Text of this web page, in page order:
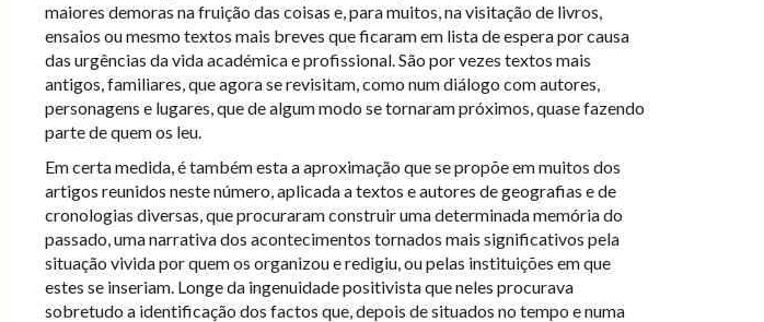
maiores demoras na fruição das coisas e, para muitos, na visitação de livros,
ensaios ou mesmo textos mais breves que ficaram em lista de espera por causa
das urgências da vida académica e profissional. São por vezes textos mais
antigos, familiares, que agora se revisitam, como num diálogo com autores,
personagens e lugares, que de algum modo se tornaram próximos, quase fazendo
parte de quem os leu.
Em certa medida, é também esta a aproximação que se propõe em muitos dos
artigos reunidos neste número, aplicada a textos e autores de geografias e de
cronologias diversas, que procuraram construir uma determinada memória do
passado, uma narrativa dos acontecimentos tornados mais significativos pela
situação vivida por quem os organizou e redigiu, ou pelas instituições em que
estes se inseriam. Longe da ingenuidade positivista que neles procurava
sobretudo a identificação dos factos que, depois de situados no tempo e numa